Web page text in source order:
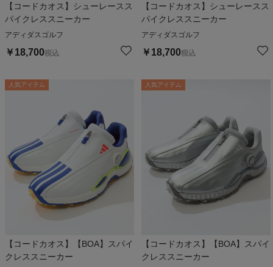
【コードカオス】シューレースス
パイクレススニーカー
アディダスゴルフ
￥ 18,700税込
【コードカオス】シューレースス
パイクレススニーカー
アディダスゴルフ
￥ 18,700税込
人気アイテム
【コードカオス】【BOA】スパイ
クレススニーカー
人気アイテム
【コードカオス】【BOA】スパイ
クレススニーカー